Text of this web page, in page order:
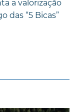
a valorização
das “5 Bicas”